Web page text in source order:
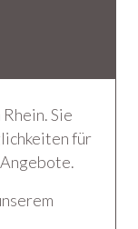
Sie
für